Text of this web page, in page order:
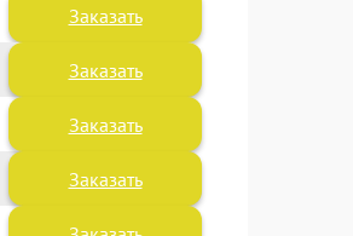
Заказать